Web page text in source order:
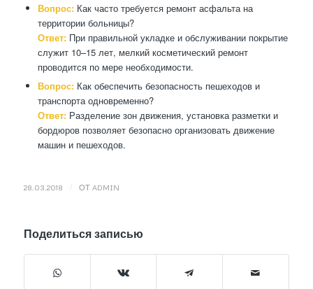
Вопрос:Как часто требуется ремонт асфальта на
территории больницы?
Ответ:При правильной укладке и обслуживании покрытие
служит 10–15 лет, мелкий косметический ремонт
проводится по мере необходимости.
Вопрос:Как обеспечить безопасность пешеходов и
транспорта одновременно?
Ответ:Разделение зон движения, установка разметки и
бордюров позволяет безопасно организовать движение
машин и пешеходов.
28.03.2018 ОТ ADMIN
Поделиться записью